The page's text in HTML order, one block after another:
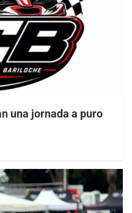
una jornada a puro